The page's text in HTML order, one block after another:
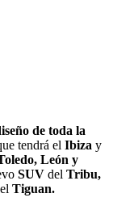
de toda la
tendrá el Ibiza y
León y
SUV del Tribu,
Tiguan.